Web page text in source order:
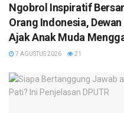
Ngobrol Inspiratif
Orang Indonesia,
Ajak Anak Muda
7 AGUSTUS 2026 21